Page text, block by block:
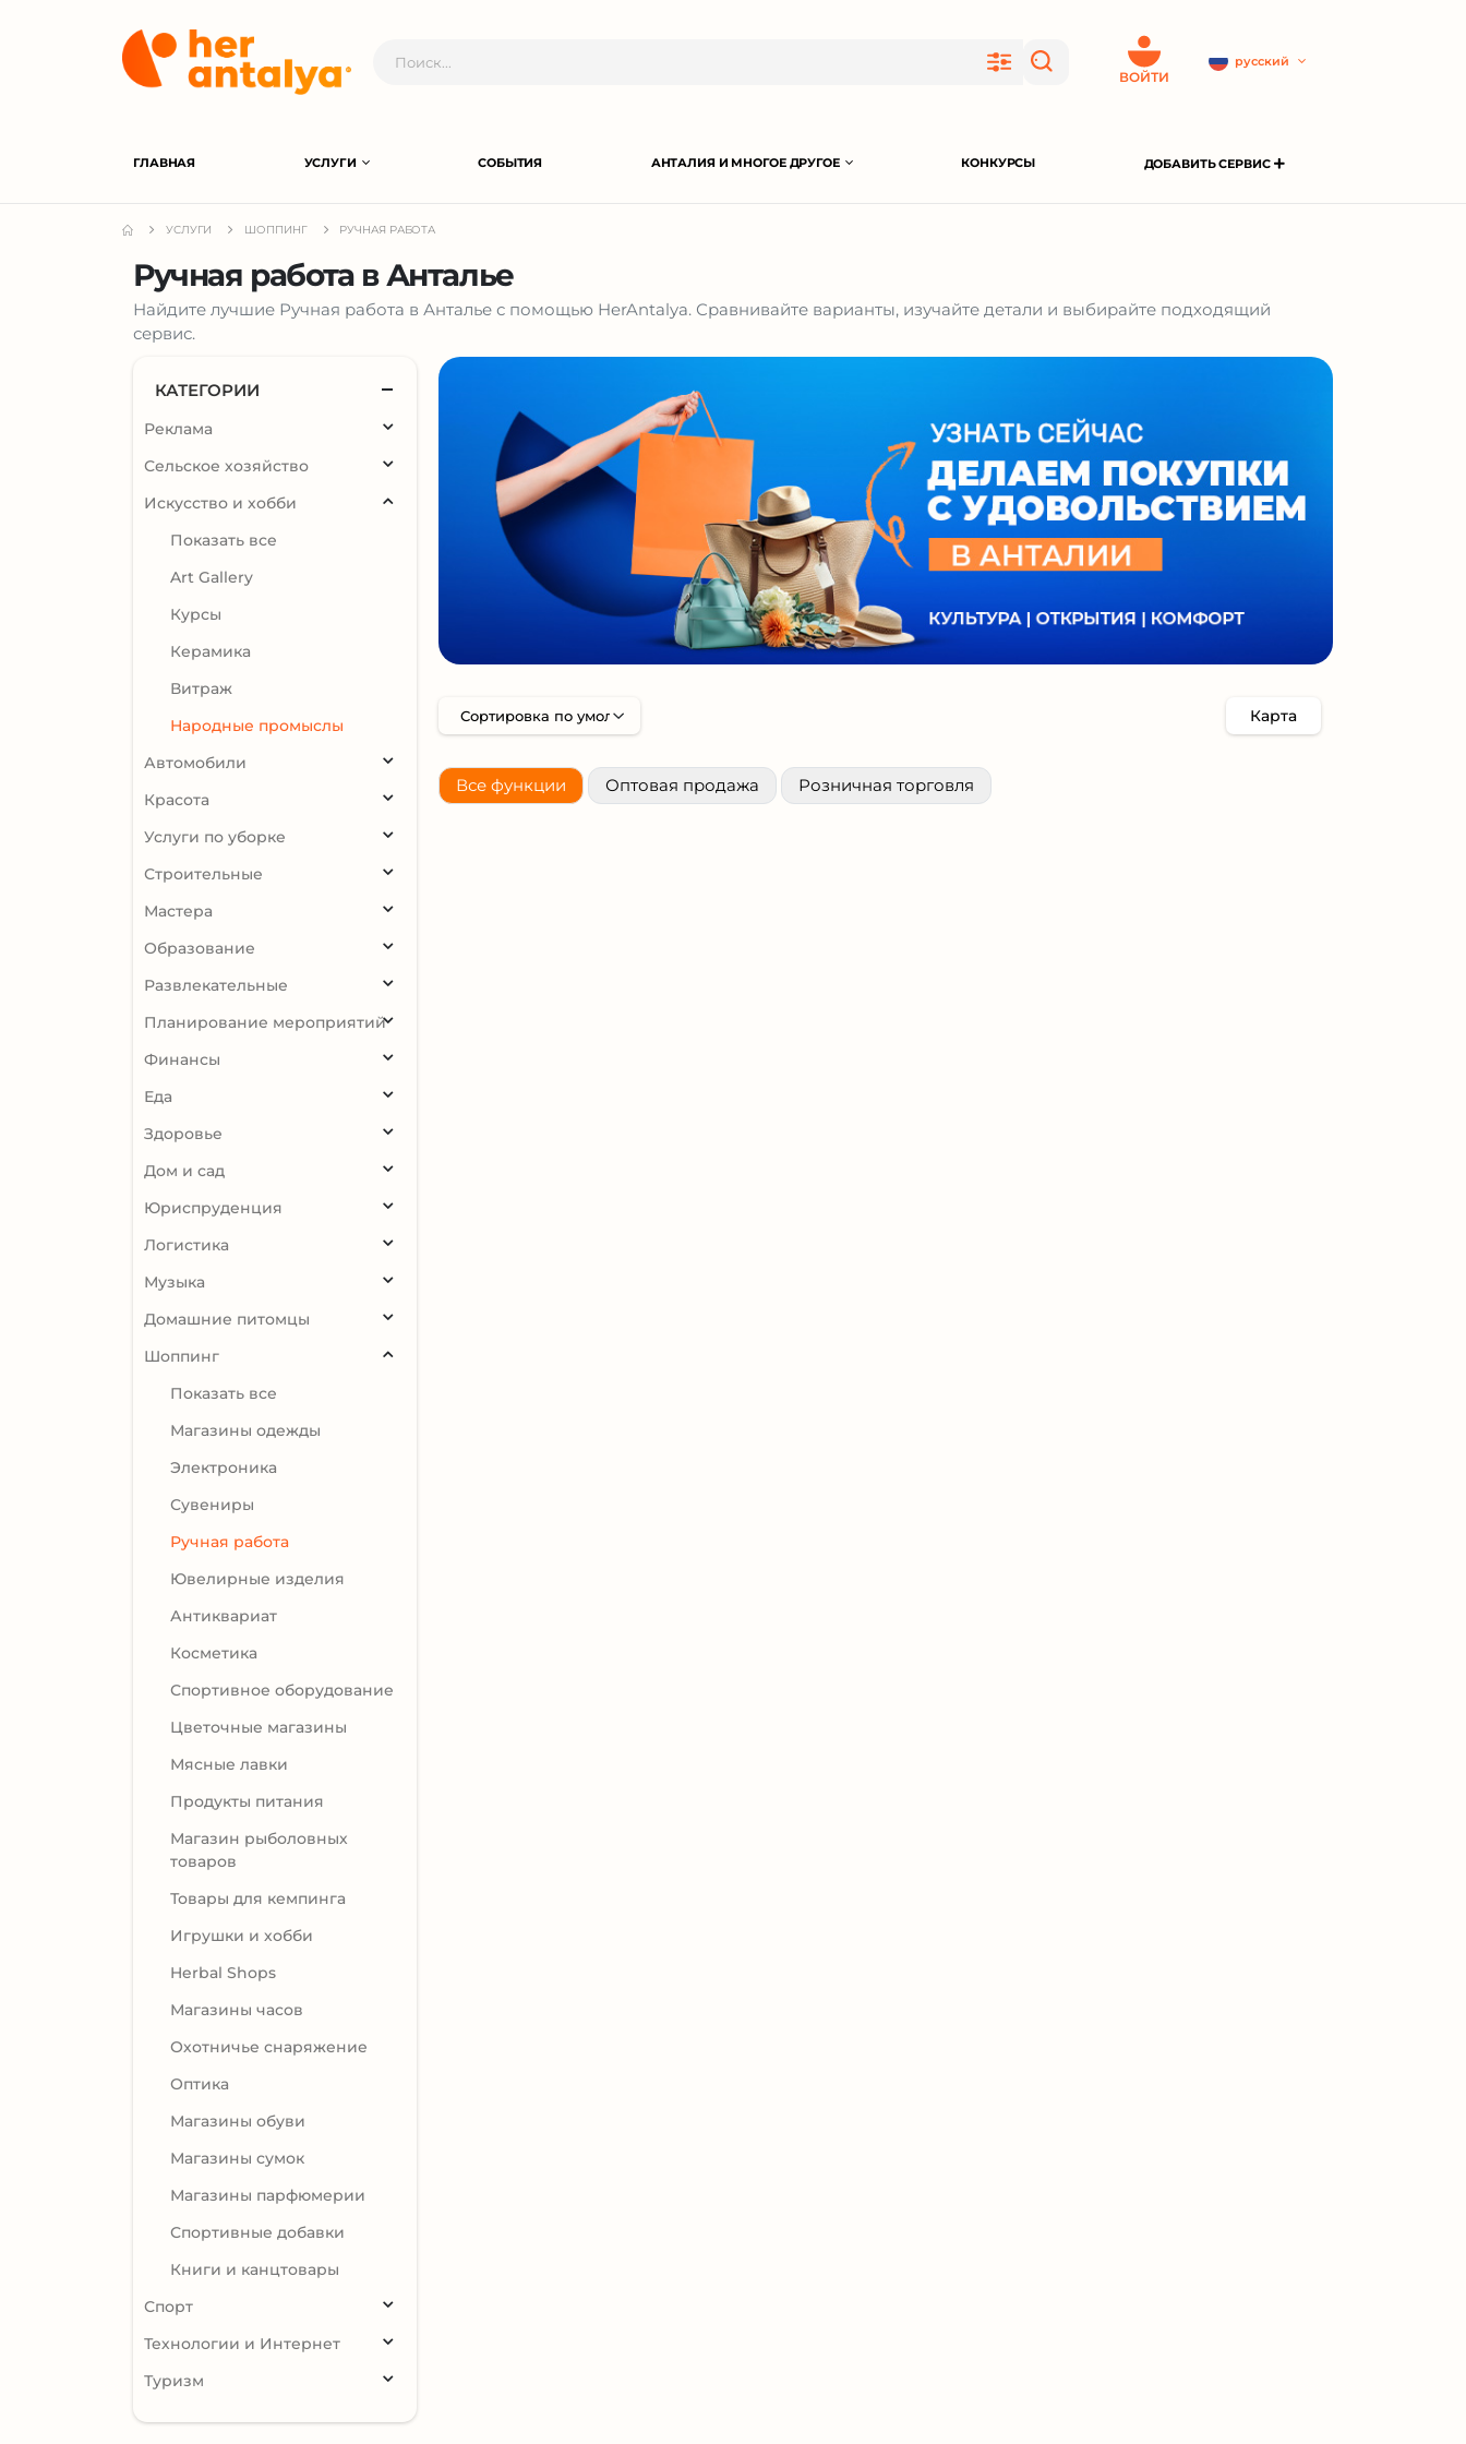
ВОЙТИ
русский
ГЛАВНАЯ УСЛУГИ СОБЫТИЯ АНТАЛИЯ И МНОГОЕ ДРУГОЕ КОНКУРСЫ ДОБАВИТЬ СЕРВИС
УСЛУГИ ШОППИНГ РУЧНАЯ РАБОТА
Ручная работа в Анталье
Найдите лучшие Ручная работа в Анталье с помощью HerAntalya. Сравнивайте варианты, изучайте детали и выбирайте подходящий
сервис.
Карта
Все функции Оптовая продажа Розничная торговля
КАТЕГОРИИ
Реклама
Сельское хозяйство
Искусство и хобби
Показать все
Art Gallery
Курсы
Керамика
Витраж
Народные промыслы
Автомобили
Красота
Услуги по уборке
Строительные
Мастера
Образование
Развлекательные
Планирование мероприятий
Финансы
Еда
Здоровье
Дом и сад
Юриспруденция
Логистика
Музыка
Домашние питомцы
Шоппинг
Показать все
Магазины одежды
Электроника
Сувениры
Ручная работа
Ювелирные изделия
Антиквариат
Косметика
Спортивное оборудование
Цветочные магазины
Мясные лавки
Продукты питания
Магазин рыболовных
товаров
Товары для кемпинга
Игрушки и хобби
Herbal Shops
Магазины часов
Охотничье снаряжение
Оптика
Магазины обуви
Магазины сумок
Магазины парфюмерии
Спортивные добавки
Книги и канцтовары
Спорт
Технологии и Интернет
Туризм